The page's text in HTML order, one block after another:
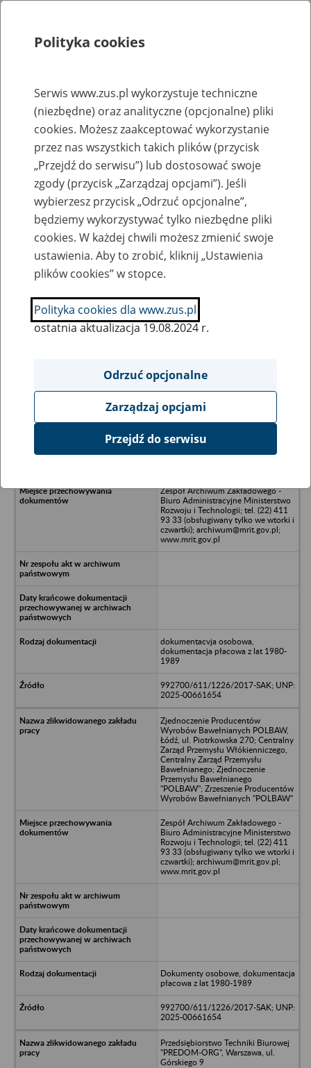
Rejestry, ewidencje i archiwa
Baza zlikwidowanych lub
przekształconych zakładów pracy
Nazwa zakładu pracy:
SZUKAJ
Ukryj wszystkie pozycje bazy
Konstantynowski Zakład Przemysłu
Zespół Archiwum Zakładowego -
Biuro Administracyjne Ministerstwo
Rozwoju i Technologii; tel. (22) 411
93 33 (obsługiwany tylko we wtorki i
czwartki); archiwum@mrit.gov.pl;
www.mrit.gov.pl
dokumentacvja osobowa,
dokumentacja płacowa z lat 1980-
1989
992700/611/1226/2017-SAK; UNP:
2025-00661654
Zjednoczenie Producentów
Wyrobów Bawełnianych POLBAW,
Łódź, ul. Piotrkowska 270; Centralny
Zarząd Przemysłu Włókienniczego,
Centralny Zarząd Przemysłu
Bawełnianego; Zjednoczenie
Przemysłu Bawełnianego
"POLBAW"; Zrzeszenie Producentów
Wyrobów Bawełnianych "POLBAW"
Zespół Archiwum Zakładowego -
Biuro Administracyjne Ministerstwo
Rozwoju i Technologii; tel. (22) 411
93 33 (obsługiwany tylko we wtorki i
czwartki); archiwum@mrit.gov.pl;
www.mrit.gov.pl
Dokumenty osobowe, dokumentacja
płacowa z lat 1980-1989
992700/611/1226/2017-SAK; UNP:
2025-00661654
Przedsiębiorstwo Techniki Biurowej
"PREDOM-ORG", Warszawa, ul.
Górskiego 9
Polityka cookies
Serwis www.zus.pl wykorzystuje techniczne
(niezbędne) oraz analityczne (opcjonalne) pliki
cookies. Możesz zaakceptować wykorzystanie
przez nas wszystkich takich plików (przycisk
„Przejdź do serwisu”) lub dostosować swoje
zgody (przycisk „Zarządzaj opcjami”). Jeśli
wybierzesz przycisk „Odrzuć opcjonalne”,
będziemy wykorzystywać tylko niezbędne pliki
cookies. W każdej chwili możesz zmienić swoje
ustawienia. Aby to zrobić, kliknij „Ustawienia
plików cookies” w stopce.
Polityka cookies dla www.zus.pl
ostatnia aktualizacja 19.08.2024 r.
Odrzuć opcjonalne
Zarządzaj opcjami
Przejdź do serwisu